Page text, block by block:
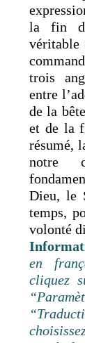
la fin
véritable
trois
entre
de la
et de la
résumé,
notre
Dieu, le
temps,
volonté
en
cliquez